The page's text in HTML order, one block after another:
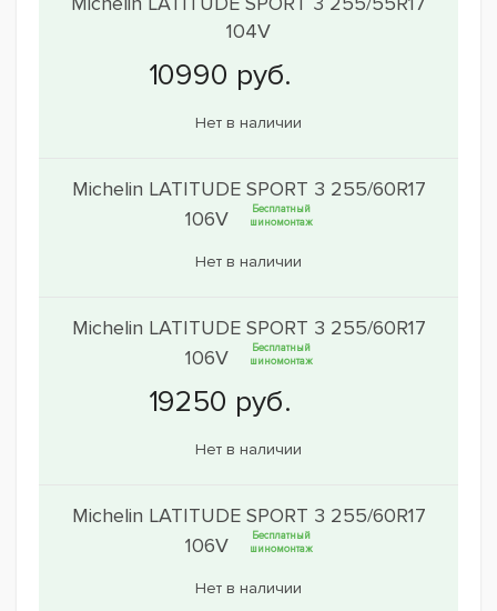
104V
Нет в наличии
Michelin LATITUDE SPORT 3 255/60R17
106V
Бесплатный
шиномонтаж
Нет в наличии
Michelin LATITUDE SPORT 3 255/60R17
106V
Бесплатный
шиномонтаж
Нет в наличии
Michelin LATITUDE SPORT 3 255/60R17
106V
Бесплатный
шиномонтаж
Нет в наличии